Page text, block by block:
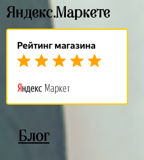
Яндекс.Маркете
Блог